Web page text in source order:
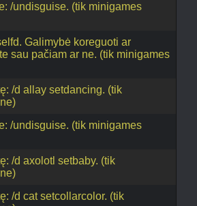
/undisguise. (tik minigames
Galimybė koreguoti ar
sau pačiam ar ne. (tik minigames
/d allay setdancing. (tik
/undisguise. (tik minigames
/d axolotl setbaby. (tik
/d cat setcollarcolor. (tik